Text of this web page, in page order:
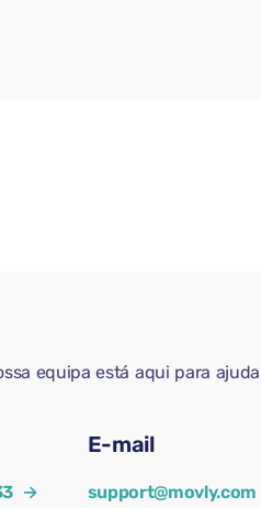
equipa está aqui para
→
E-mail
support@movly.com